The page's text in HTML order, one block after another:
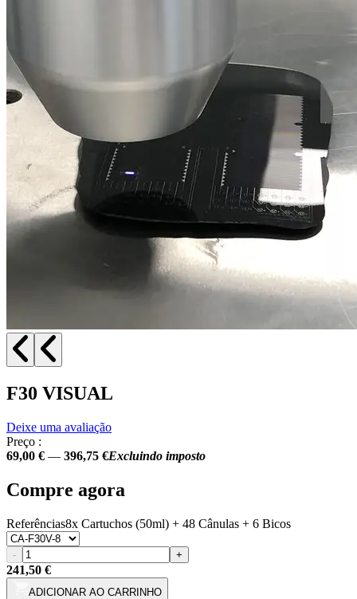
F30 VISUAL
Deixe uma avaliação
Preço :
69,00 € — 396,75 €Excluindo imposto
Compre agora
Referências8x Cartuchos (50ml) + 48 Cânulas + 6 Bicos
- +
241,50 €
ADICIONAR AO CARRINHO